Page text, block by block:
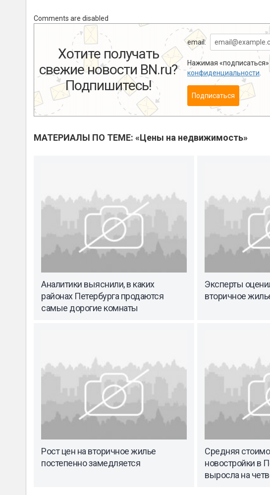
Comments are disabled
Хотите получать
свежие новости BN.ru?
Подпишитесь!
email:
Нажимая
конфиденциальности
Подписаться
МАТЕРИАЛЫ ПО ТЕМЕ: «Цены на недвижимость»
Аналитики выяснили, в каких
районах Петербурга продаются
самые дорогие комнаты
Эксперты
вторичное
Рост цен на вторичное жилье
постепенно замедляется
Средняя
новостройки в
выросла на